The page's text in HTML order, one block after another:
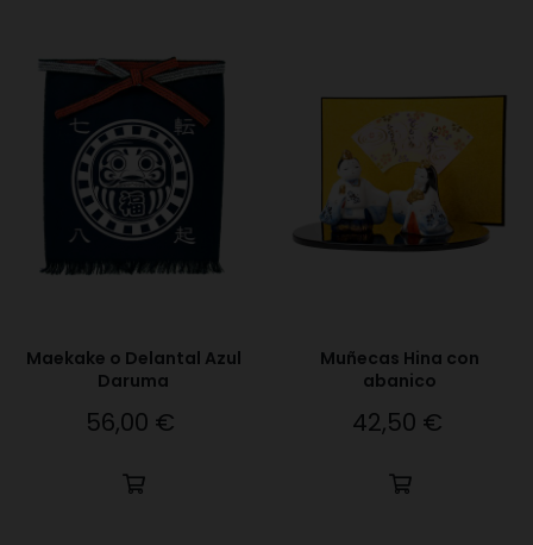
Maekake o Delantal Azul
Daruma
Precio
56,00 €
Muñecas Hina con
abanico
Precio
42,50 €